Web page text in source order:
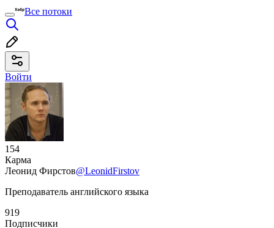
Все потоки
Войти
154
Карма
Леонид Фирстов@LeonidFirstov
Преподаватель английского языка
919
Подписчики